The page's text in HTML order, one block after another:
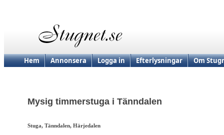
Hem Annonsera Logga in Efterlysningar Om
Mysig timmerstuga i Tänndalen
Stuga, Tänndalen, Härjedalen